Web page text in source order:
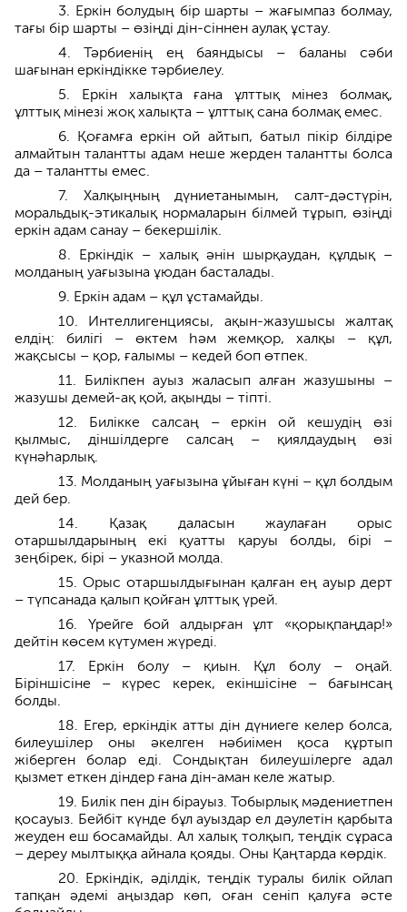
3. Еркін болудың бір шарты – жағымпаз болмау,
тағы бір шарты – өзіңді дін-сіннен аулақ ұстау.
4. Тәрбиенің ең баяндысы – баланы сәби
шағынан еркіндікке тәрбиелеу.
5. Еркін халықта ғана ұлттық мінез болмақ,
ұлттық мінезі жоқ халықта – ұлттық сана болмақ емес.
6. Қоғамға еркін ой айтып, батыл пікір білдіре
алмайтын талантты адам неше жерден талантты болса
да – талантты емес.
7. Халқыңның дүниетанымын, салт-дәстүрін,
моральдық-этикалық нормаларын білмей тұрып, өзіңді
еркін адам санау – бекершілік.
8. Еркіндік – халық әнін шырқаудан, құлдық –
молданың уағызына ұюдан басталады.
9. Еркін адам – құл ұстамайды.
10. Интеллигенциясы, ақын-жазушысы жалтақ
елдің: билігі – өктем һәм жемқор, халқы – құл,
жақсысы – қор, ғалымы – кедей боп өтпек.
11. Билікпен ауыз жаласып алған жазушыны –
жазушы демей-ақ қой, ақынды – тіпті.
12. Билікке салсаң – еркін ой кешудің өзі
қылмыс, діншілдерге салсаң – қиялдаудың өзі
күнәһарлық.
13. Молданың уағызына ұйыған күні – құл болдым
дей бер.
14. Қазақ даласын жаулаған орыс
отаршылдарының екі қуатты қаруы болды, бірі –
зеңбірек, бірі – указной молда.
15. Орыс отаршылдығынан қалған ең ауыр дерт
– түпсанада қалып қойған ұлттық үрей.
16. Үрейге бой алдырған ұлт «қорықпаңдар!»
дейтін көсем күтумен жүреді.
17. Еркін болу – қиын. Құл болу – оңай.
Біріншісіне – күрес керек, екіншісіне – бағынсаң
болды.
18. Егер, еркіндік атты дін дүниеге келер болса,
билеушілер оны әкелген нәбиімен қоса құртып
жіберген болар еді. Сондықтан билеушілерге адал
қызмет еткен діндер ғана дін-аман келе жатыр.
19. Билік пен дін бірауыз. Тобырлық мәдениетпен
қосауыз. Бейбіт күнде бұл ауыздар ел дәулетін қарбыта
жеуден еш босамайды. Ал халық толқып, теңдік сұраса
– дереу мылтыққа айнала қояды. Оны Қаңтарда көрдік.
20. Еркіндік, әділдік, теңдік туралы билік ойлап
тапқан әдемі аңыздар көп, оған сеніп қалуға әсте